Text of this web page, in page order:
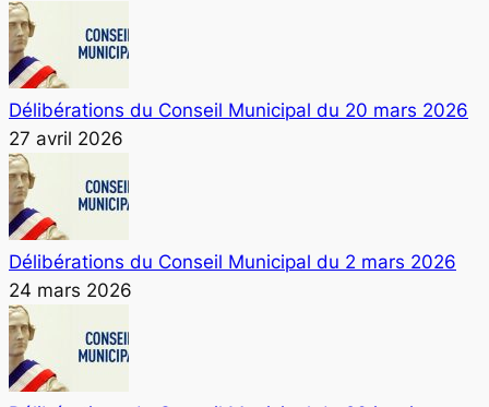
Délibérations du Conseil Municipal du 20 mars 2026
27 avril 2026
Délibérations du Conseil Municipal du 2 mars 2026
24 mars 2026